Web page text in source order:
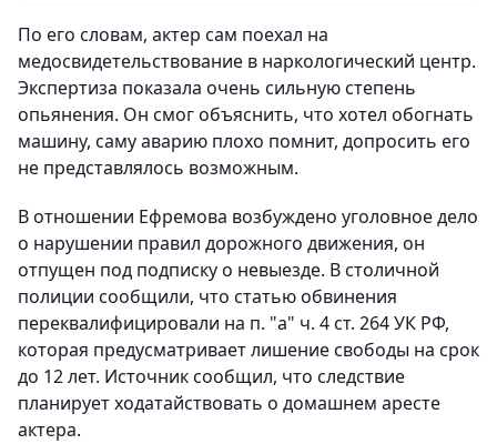
По его словам, актер сам поехал на
медосвидетельствование в наркологический центр.
Экспертиза показала очень сильную степень
опьянения. Он смог объяснить, что хотел обогнать
машину, саму аварию плохо помнит, допросить его
не представлялось возможным.
В отношении Ефремова возбуждено уголовное дело
о нарушении правил дорожного движения, он
отпущен под подписку о невыезде. В столичной
полиции сообщили, что статью обвинения
переквалифицировали на п. "а" ч. 4 ст. 264 УК РФ,
которая предусматривает лишение свободы на срок
до 12 лет. Источник сообщил, что следствие
планирует ходатайствовать о домашнем аресте
актера.